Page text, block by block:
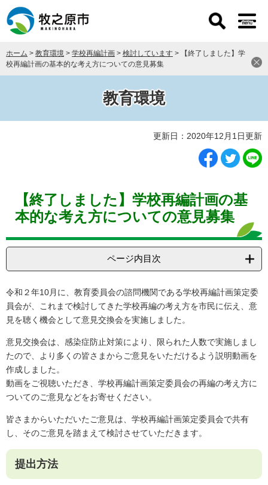
ー
先
頭
ニ
を
飛
本
ホーム > 教育環境 > 学校再編計画 > 検討しています >
【終了しました】学
校再編計画の基本的な考え方についての意見募集
教育環境
更新日：2020年12月1日更新
【終了しました】学校再編計画の基
本的な考え方についての意見募集
ページ内目次
令和２年10月に、教育委員会の諮問機関である学校再編計画策定委
員会が、これまで検討してきた学校再編の考え方を市民に伝え、意
見を聴く機会として意見交換会を実施しました。
意見交換会は、感染症防止対策により、限られた人数で実施しまし
たので、より多くの皆さまからご意見をいただけるよう説明動画を
作成しました。
動画をご視聴いただき、学校再編計画策定委員会の再編の考え方に
ついてのご意見などをお寄せください。
皆さまからいただいたご意見は、学校再編計画策定委員会で共有
し、そのご意見を踏まえて検討させていただきます。
提出方法